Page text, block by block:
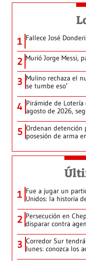
1 Fallece José
2 Murió Jorge Messi,
3 Mulino rechaza el
se tumbe eso’
4 Pirámide de
agosto de 2026,
5 Ordenan detención
posesión de arma
1 Fue a jugar un
Unidos: la historia
2 Persecución en
disparar contra
3 Corredor Sur
lunes: conozca los